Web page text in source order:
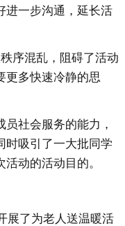
进一步沟通，延长活
序混乱，阻碍了活动
更多快速冷静的思
社会服务的能力，
时吸引了一大批同学
动的活动目的。
了为老人送温暖活